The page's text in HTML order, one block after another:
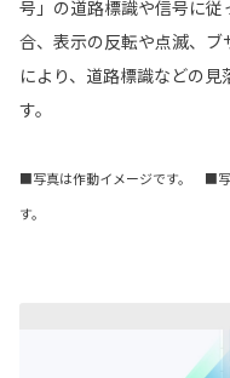
号」の道路標識や信号に
合、表示の反転や点滅、
により、道路標識などの
す。
■写真は作動イメージです。 ■写
す。